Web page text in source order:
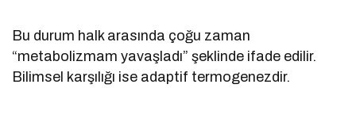
Bu durum halk arasında çoğu zaman
“metabolizmam yavaşladı” şeklinde ifade edilir.
Bilimsel karşılığı ise adaptif termogenezdir.